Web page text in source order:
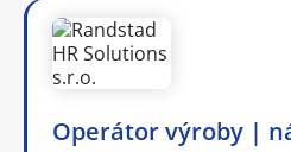
Operátor výroby |